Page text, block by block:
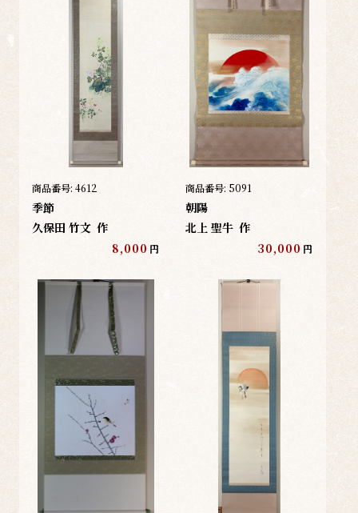
商品番号: 4612
季節
久保田 竹文 作
8,000 円
商品番号: 5091
朝陽
北上 聖牛 作
30,000 円